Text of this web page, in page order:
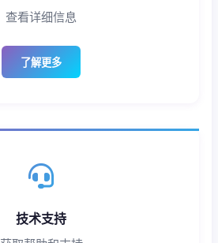
查看详细信息
了解更多
技术支持